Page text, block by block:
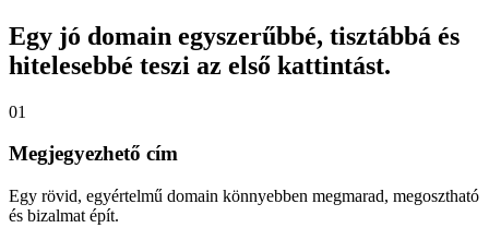
Egy jó domain egyszerűbbé, tisztábbá és
hitelesebbé teszi az első kattintást.
01
Megjegyezhető cím
Egy rövid, egyértelmű domain könnyebben megmarad, megosztható
és bizalmat épít.